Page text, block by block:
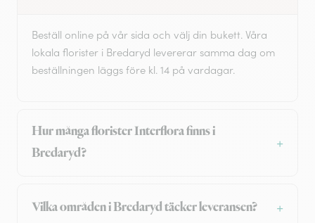
Beställ online på vår sida och välj din bukett. Våra
lokala florister i Bredaryd levererar samma dag om
beställningen läggs före kl. 14 på vardagar.
Hur många florister Interflora finns i
Bredaryd?
Vilka områden i Bredaryd täcker leveransen?